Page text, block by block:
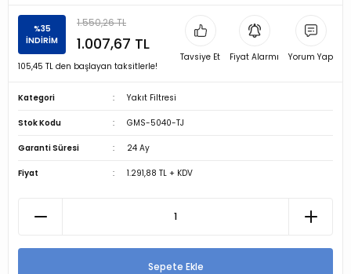
%35
İNDİRİM
1.550,26 TL
1.007,67 TL
105,45 TL den başlayan taksitlerle!
Tavsiye Et Fiyat Alarmı Yorum Yap
Kategori Yakıt Filtresi
Stok Kodu GMS-5040-TJ
Garanti Süresi 24 Ay
Fiyat 1.291,88 TL + KDV
Sepete Ekle